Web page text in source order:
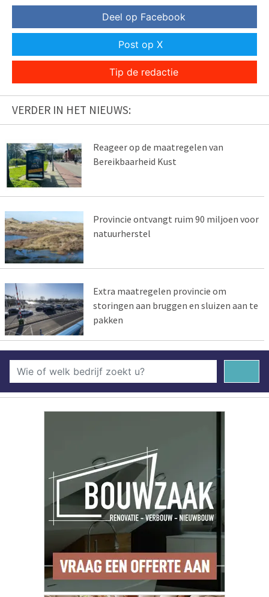
Deel op Facebook
Post op X
Tip de redactie
VERDER IN HET NIEUWS:
Reageer op de maatregelen van
Bereikbaarheid Kust
Provincie ontvangt ruim 90 miljoen voor
natuurherstel
Extra maatregelen provincie om
storingen aan bruggen en sluizen aan te
pakken